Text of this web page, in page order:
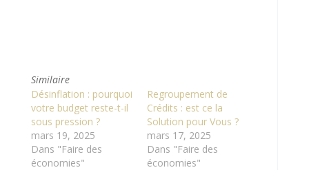
Similaire
Désinflation : pourquoi
votre budget reste-t-il
sous pression ?
mars 19, 2025
Dans "Faire des
économies"
Regroupement de
Crédits : est ce la
Solution pour Vous ?
mars 17, 2025
Dans "Faire des
économies"